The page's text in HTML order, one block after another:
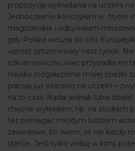
propozycję wykładania na uczelni
Jednocześnie kończyłam w trybie
magisterskie i odbywałam
gdy Polska weszła do Unii
wprost szturmowały nasz rynek.
szkoleniowców, więc przypadła mi
niejako rozgałęzienie mojej ścieżki
pracuję już etatowo na uczelni –
na to czas. Nadal jednak lubię
chętnie wykładam, np. na studiach
też pomagać młodym ludziom
zawodowe, bo wiem, że nie każdy
starcie. Jeśli tylko widzę w kimś